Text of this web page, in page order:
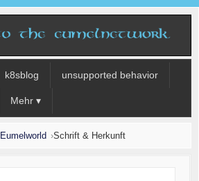
k8sblog unsupported behavior
Mehr ▾
Eumelworld Schrift & Herkunft